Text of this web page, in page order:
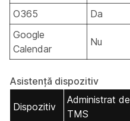
O365 Da
Google
Calendar
Nu
Asistență dispozitiv
Dispozitiv
Administrat de
TMS